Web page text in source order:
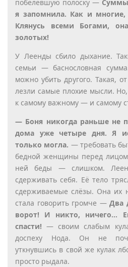
побелевшую полоску — Суммы
я запомнила. Как и
Клянусь всеми Богами,
золотых!
У Леенды сбило дыхание.
семьи — баснословная
можно убить другого. Такая,
лезли самые плохие мысли.
к самому важному — и самому
— Боня никогда раньше не
дома уже четыре дня. Я
только могла. — требовать
бедной женщины перед
ней беды — слишком.
сдерживать себя. Её тело
сдерживаемые слёзы. Она их
стала говорить громче —Два
ворот! И никто, ничего…
спасти! — своим слабым
доспеху Нода. Он не
уткнувшись в свой же кулак
просто рыдала.